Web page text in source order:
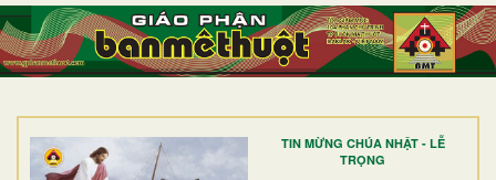
TIN MỪNG CHÚA NHẬT - LỄ
TRỌNG
TRANG NHẤT
GIỚI THIỆU
DÒNG TU